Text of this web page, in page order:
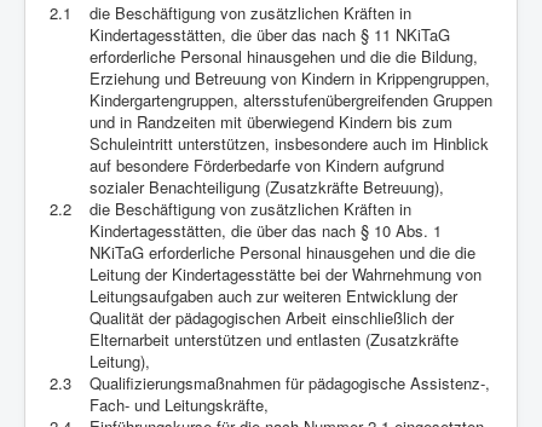
2.1
die Beschäftigung von zusätzlichen Kräften in
Kindertagesstätten, die über das nach § 11 NKiTaG
erforderliche Personal hinausgehen und die die Bildung,
Erziehung und Betreuung von Kindern in Krippengruppen,
Kindergartengruppen, altersstufenübergreifenden Gruppen
und in Randzeiten mit überwiegend Kindern bis zum
Schuleintritt unterstützen, insbesondere auch im Hinblick
auf besondere Förderbedarfe von Kindern aufgrund
sozialer Benachteiligung (Zusatzkräfte Betreuung),
2.2
die Beschäftigung von zusätzlichen Kräften in
Kindertagesstätten, die über das nach § 10 Abs. 1
NKiTaG erforderliche Personal hinausgehen und die die
Leitung der Kindertagesstätte bei der Wahrnehmung von
Leitungsaufgaben auch zur weiteren Entwicklung der
Qualität der pädagogischen Arbeit einschließlich der
Elternarbeit unterstützen und entlasten (Zusatzkräfte
Leitung),
2.3
Qualifizierungsmaßnahmen für pädagogische Assistenz-,
Fach- und Leitungskräfte,